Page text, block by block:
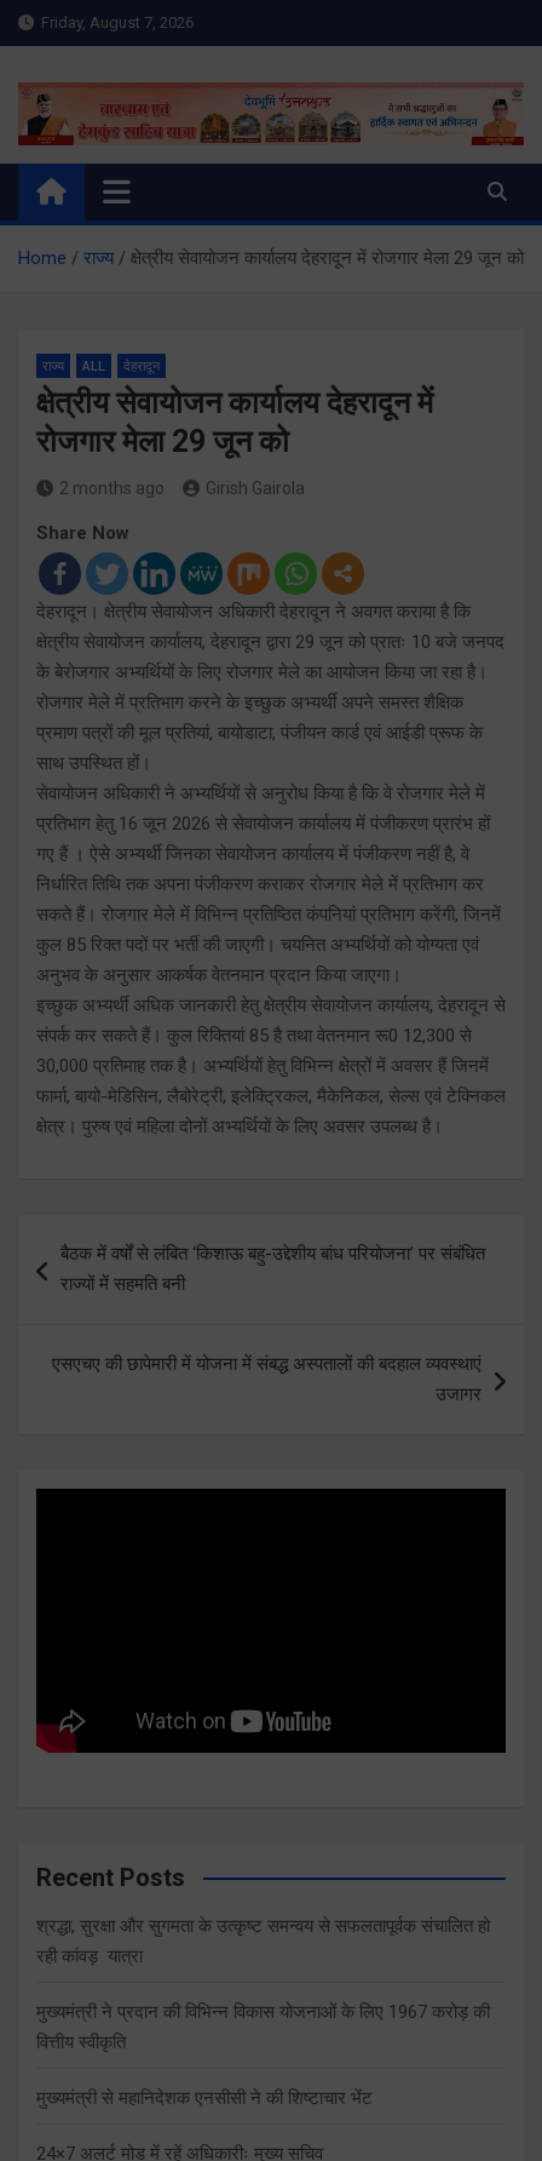
Skip
to
Friday, August 7, 2026
Meru Raibar | Uttarakhand
News | Uttarkashi News
meruraibar.com
Home राज्य क्षेत्रीय सेवायोजन कार्यालय देहरादून में रोजगार मेला 29 जून को
राज्य ALL देहरादून
क्षेत्रीय सेवायोजन कार्यालय देहरादून में
रोजगार मेला 29 जून को
2 months ago Girish Gairola
Share Now
देहरादून। क्षेत्रीय सेवायोजन अधिकारी देहरादून ने अवगत कराया है कि
क्षेत्रीय सेवायोजन कार्यालय, देहरादून द्वारा 29 जून को प्रातः 10 बजे जनपद
के बेरोजगार अभ्यर्थियों के लिए रोजगार मेले का आयोजन किया जा रहा है।
रोजगार मेले में प्रतिभाग करने के इच्छुक अभ्यर्थी अपने समस्त शैक्षिक
प्रमाण पत्रों की मूल प्रतियां, बायोडाटा, पंजीयन कार्ड एवं आईडी प्रूफ के
साथ उपस्थित हों।
सेवायोजन अधिकारी ने अभ्यर्थियों से अनुरोध किया है कि वे रोजगार मेले में
प्रतिभाग हेतु 16 जून 2026 से सेवायोजन कार्यालय में पंजीकरण प्रारंभ हों
गए हैं । ऐसे अभ्यर्थी जिनका सेवायोजन कार्यालय में पंजीकरण नहीं है, वे
निर्धारित तिथि तक अपना पंजीकरण कराकर रोजगार मेले में प्रतिभाग कर
सकते हैं। रोजगार मेले में विभिन्न प्रतिष्ठित कंपनियां प्रतिभाग करेंगी, जिनमें
कुल 85 रिक्त पदों पर भर्ती की जाएगी। चयनित अभ्यर्थियों को योग्यता एवं
अनुभव के अनुसार आकर्षक वेतनमान प्रदान किया जाएगा।
इच्छुक अभ्यर्थी अधिक जानकारी हेतु क्षेत्रीय सेवायोजन कार्यालय, देहरादून से
संपर्क कर सकते हैं। कुल रिक्तियां 85 है तथा वेतनमान रू0 12,300 से
30,000 प्रतिमाह तक है। अभ्यर्थियों हेतु विभिन्न क्षेत्रों में अवसर हैं जिनमें
फार्मा, बायो-मेडिसिन, लैबोरेट्री, इलेक्ट्रिकल, मैकेनिकल, सेल्स एवं टेक्निकल
क्षेत्र। पुरुष एवं महिला दोनों अभ्यर्थियों के लिए अवसर उपलब्ध है।
navigation
बैठक में वर्षों से लंबित ‘किशाऊ बहु-उद्देशीय बांध परियोजना’ पर संबंधित
राज्यों में सहमति बनी
एसएचए की छापेमारी में योजना में संबद्ध अस्पतालों की बदहाल व्यवस्थाएं
उजागर
Recent Posts
श्रद्धा, सुरक्षा और सुगमता के उत्कृष्ट समन्वय से सफलतापूर्वक संचालित हो
रही कांवड़ यात्रा
मुख्यमंत्री ने प्रदान की विभिन्न विकास योजनाओं के लिए 1967 करोड़ की
वित्तीय स्वीकृति
मुख्यमंत्री से महानिदेशक एनसीसी ने की शिष्टाचार भेंट
24×7 अलर्ट मोड में रहें अधिकारीः मुख्य सचिव